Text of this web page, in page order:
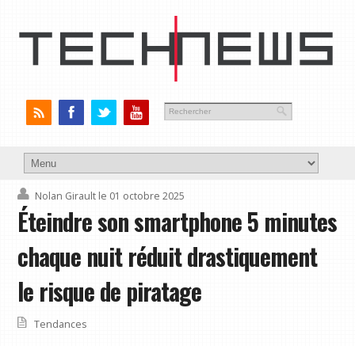
Nolan Girault le 01 octobre 2025
Éteindre son smartphone 5 minutes
chaque nuit réduit drastiquement
le risque de piratage
Tendances